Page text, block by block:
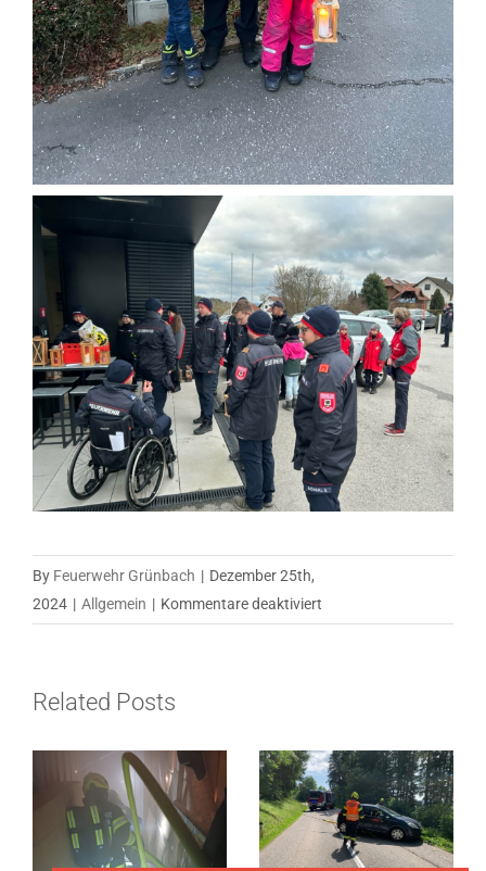
By Feuerwehr Grünbach | Dezember 25th,
2024 | Allgemein | Kommentare deaktiviert
Related Posts